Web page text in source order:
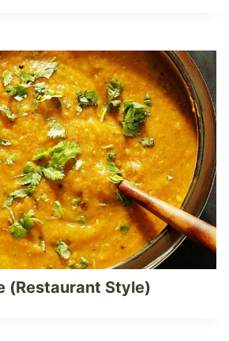
(Restaurant Style)